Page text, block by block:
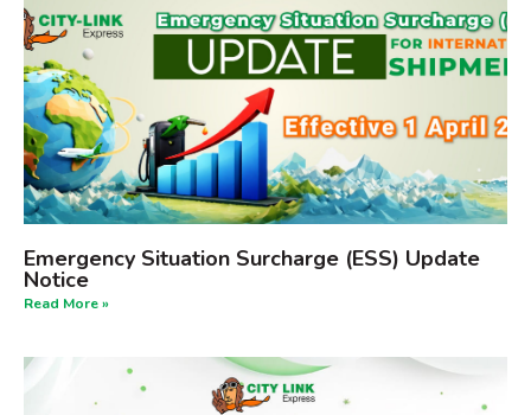
Emergency Situation Surcharge (ESS) Update
Notice
Read More »